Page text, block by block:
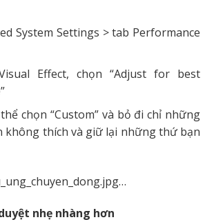
System Settings > tab Performance
Effect, chọn “Adjust for best
chọn “Custom” và bỏ đi chỉ những
không thích và giữ lại những thứ bạn
nhẹ nhàng hơn